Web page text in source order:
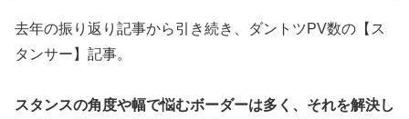
去年の振り返り記事から引き続き、ダントツPV数の【ス
タンサー】記事。
スタンスの角度や幅で悩むボーダーは多く、それを解決し